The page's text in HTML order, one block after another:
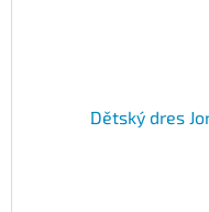
Dětský dres